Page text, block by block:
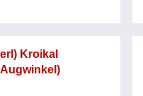
Kroikal